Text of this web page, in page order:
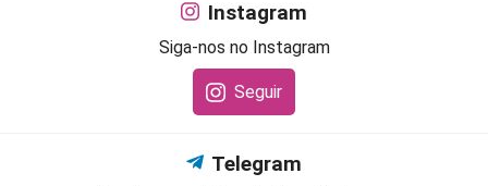
Instagram
Siga-nos no Instagram
Seguir
Telegram